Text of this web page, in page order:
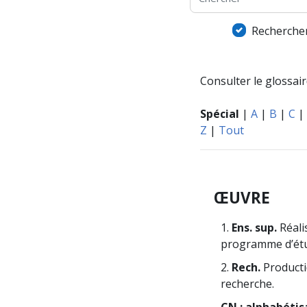
Consulter le
Spécial | A | B | C |
Z | Tout
ŒUVRE
1. Ens. sup.
programme
2. Rech.
recherche.